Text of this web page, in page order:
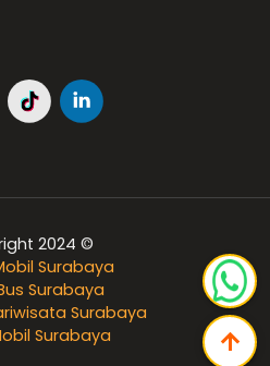
2024 ©
Surabaya
Surabaya
Surabaya
Surabaya
arrow_upward